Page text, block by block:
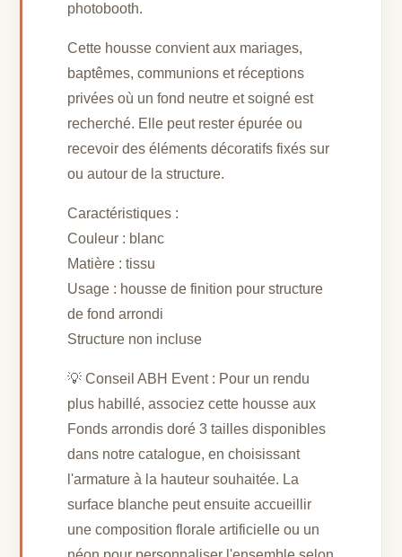
photobooth.
Cette housse convient aux mariages,
baptêmes, communions et réceptions
privées où un fond neutre et soigné est
recherché. Elle peut rester épurée ou
recevoir des éléments décoratifs fixés sur
ou autour de la structure.
Caractéristiques :
Couleur : blanc
Matière : tissu
Usage : housse de finition pour structure
de fond arrondi
Structure non incluse
💡 Conseil ABH Event : Pour un rendu
plus habillé, associez cette housse aux
Fonds arrondis doré 3 tailles disponibles
dans notre catalogue, en choisissant
l'armature à la hauteur souhaitée. La
surface blanche peut ensuite accueillir
une composition florale artificielle ou un